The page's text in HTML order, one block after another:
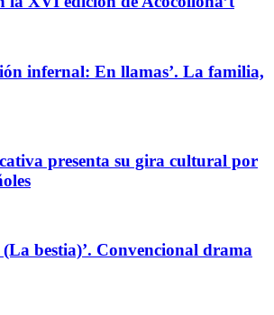
infernal: En llamas’. La familia,
presenta su gira cultural por
(La bestia)’. Convencional drama